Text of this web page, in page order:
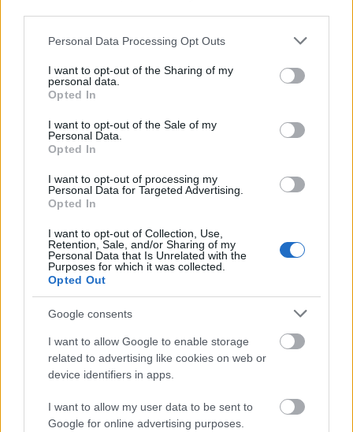
Please note that this website/app uses one or more Google
not limited to your visit or usage behaviour. You may click to
grant or deny consent to Google and its third-party tags to
use your data for below specified purposes in below Google
consent section.
Personal Data Processing Opt Outs
I want to opt-out of the Sharing of my
personal data.
Opted In
I want to opt-out of the Sale of my
Personal Data.
Opted In
I want to opt-out of processing my
Personal Data for Targeted Advertising.
Opted In
I want to opt-out of Collection, Use,
Retention, Sale, and/or Sharing of my
Personal Data that Is Unrelated with the
Purposes for which it was collected.
Opted Out
Google consents
I want to allow Google to enable storage
related to advertising like cookies on web or
device identifiers in apps.
I want to allow my user data to be sent to
Google for online advertising purposes.
Forrás:hvg.hu
Film Mozi Woody Allen
SZEMBE MERSZ NÉZNI AZZAL, AKIVÉ
TERMÉSZETFELETTI ERŐK ÉS ELFELEDETT